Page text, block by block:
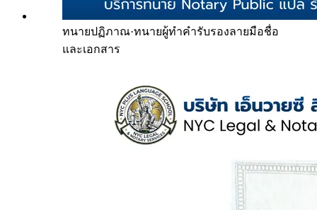
ทนายปฏิภาณ·ทนายผู้ทำคำรับรองลายมือชื่อ
และเอกสาร